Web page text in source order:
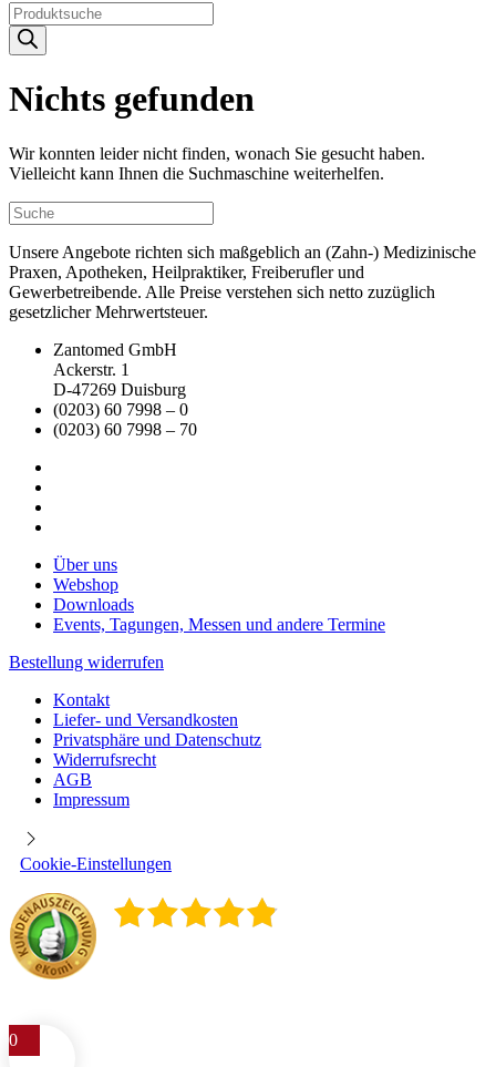
Products
search
Nichts gefunden
Wir konnten leider nicht finden, wonach Sie gesucht haben.
Vielleicht kann Ihnen die Suchmaschine weiterhelfen.
Unsere Angebote richten sich maßgeblich an (Zahn-) Medizinische
Praxen, Apotheken, Heilpraktiker, Freiberufler und
Gewerbetreibende. Alle Preise verstehen sich netto zuzüglich
gesetzlicher Mehrwertsteuer.
Zantomed GmbH
Ackerstr. 1
D-47269 Duisburg
(0203) 60 7998 – 0
(0203) 60 7998 – 70
Über uns
Webshop
Downloads
Events, Tagungen, Messen und andere Termine
Bestellung widerrufen
Kontakt
Liefer- und Versandkosten
Privatsphäre und Datenschutz
Widerrufsrecht
AGB
Impressum
Cookie-Einstellungen
0